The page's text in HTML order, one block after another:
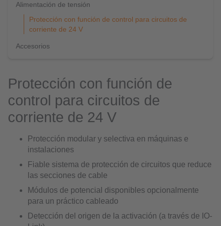
Alimentación de tensión
Protección con función de control para circuitos de
corriente de 24 V
Accesorios
Protección con función de
control para circuitos de
corriente de 24 V
Protección modular y selectiva en máquinas e
instalaciones
Fiable sistema de protección de circuitos que reduce
las secciones de cable
Módulos de potencial disponibles opcionalmente
para un práctico cableado
Detección del origen de la activación (a través de IO-